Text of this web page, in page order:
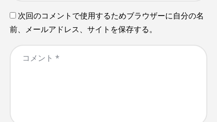
次回のコメントで使用するためブラウザーに自分の名
前、メールアドレス、サイトを保存する。